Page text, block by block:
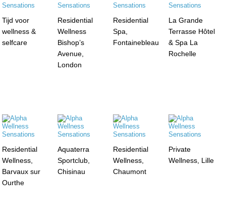
Tijd voor
wellness &
selfcare
Residential
Wellness
Bishop’s
Avenue,
London
Residential
Spa,
Fontainebleau
La Grande
Terrasse Hôtel
& Spa La
Rochelle
Residential
Wellness,
Barvaux sur
Ourthe
Aquaterra
Sportclub,
Chisinau
Residential
Wellness,
Chaumont
Private
Wellness, Lille